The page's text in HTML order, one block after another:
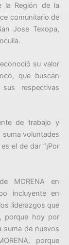
la Región de la
comunitario de
Jose Texopa,
su valor
que buscan
respectivas
de trabajo y
suma voluntades
el de dar “¡Por
MORENA en
incluyente en
liderazgos que
porque hoy por
suma de nuevos
porque